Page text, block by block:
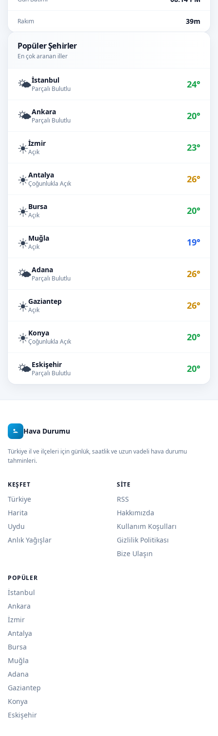
Rakım 39m
Popüler Şehirler
En çok aranan iller
🌤️İstanbul
Parçalı Bulutlu 24°
🌤️Ankara
Parçalı Bulutlu 20°
☀️İzmir
Açık 23°
☀️Antalya
Çoğunlukla Açık 26°
☀️Bursa
Açık 20°
☀️Muğla
Açık 19°
🌤️Adana
Parçalı Bulutlu 26°
☀️Gaziantep
Açık 26°
☀️Konya
Çoğunlukla Açık 20°
🌤️Eskişehir
Parçalı Bulutlu 20°
Hava Durumu
Türkiye il ve ilçeleri için günlük, saatlik ve uzun vadeli hava durumu
tahminleri.
KEŞFET
Türkiye
Harita
Uydu
Anlık Yağışlar
SITE
RSS
Hakkımızda
Kullanım Koşulları
Gizlilik Politikası
Bize Ulaşın
POPÜLER
İstanbul
Ankara
İzmir
Antalya
Bursa
Muğla
Adana
Gaziantep
Konya
Eskişehir